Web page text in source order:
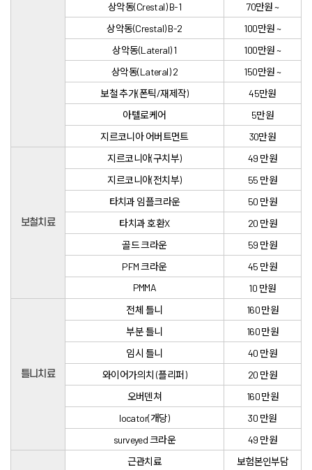
턱관절
턱관절 질환
진단과 치료
치료 후에는?
전후사진
커뮤니티
온라인상담
공지사항
더조은칼럼
자주 묻는 질문
치과소개
더조은플란트의 특별함
임플란트
치료 후에는?
커뮤니티
상악동(Crestal) B-1
70만원 ~
상악동(Crestal) B-2
100만원 ~
상악동(Lateral) 1
100만원 ~
상악동(Lateral) 2
150만원 ~
보철 추가(폰틱/재제작)
45만원
아텔로케어
5만원
지르코니아 어버트먼트
30만원
보철치료
지르코니아(구치부)
49 만원
지르코니아(전치부)
55 만원
타치과 임플크라운
50 만원
타치과 호환X
20 만원
골드 크라운
59 만원
PFM 크라운
45 만원
PMMA
10 만원
틀니치료
전체 틀니
160 만원
부분 틀니
160 만원
임시 틀니
40 만원
와이어가의치 (플리퍼)
20 만원
오버덴쳐
160 만원
locator(개당)
30 만원
surveyed 크라운
49 만원
근관치료
보험본인부담